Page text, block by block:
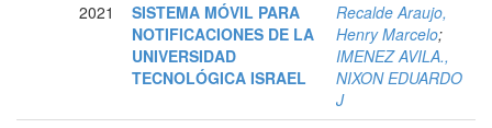
2021
SISTEMA MÓVIL PARA
NOTIFICACIONES DE LA
UNIVERSIDAD
TECNOLÓGICA ISRAEL
Recalde Araujo,
Henry Marcelo;
IMENEZ AVILA.,
NIXON EDUARDO
J